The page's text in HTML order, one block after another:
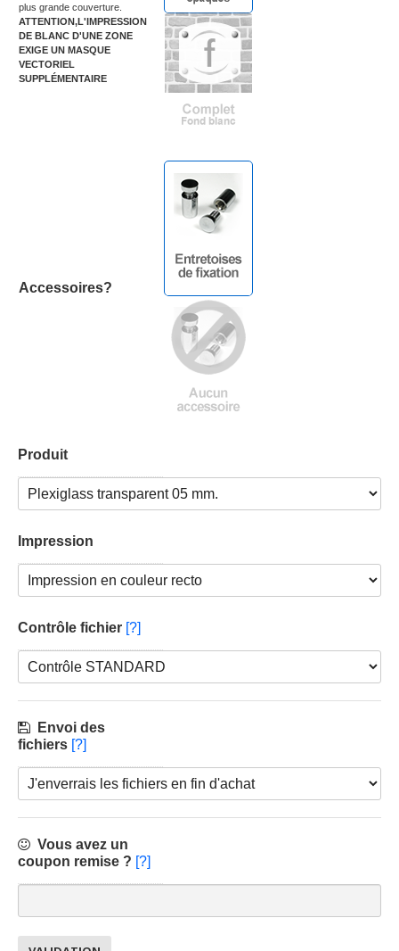
plus grande couverture.
ATTENTION,L'IMPRESSION
DE BLANC D'UNE ZONE
EXIGE UN MASQUE
VECTORIEL
SUPPLÉMENTAIRE
Accessoires?
Produit
Impression
Contrôle fichier [?]
Envoi des
fichiers [?]
Vous avez un
coupon remise ? [?]